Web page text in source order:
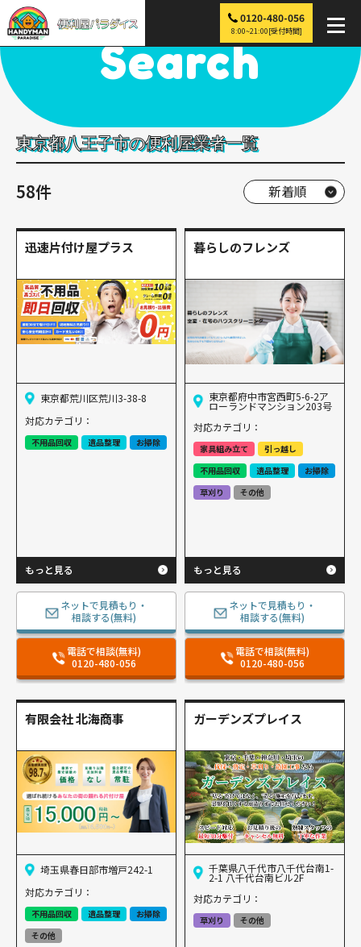
0120-480-056
8:00~21:00[受付時間]
便利屋パラダイス > 探す > 八王子市
Search
東京都八王子市の便利屋業者一覧
58件
迅速片付け屋プラス
東京都荒川区荒川3-38-8
対応カテゴリ：
不用品回収 遺品整理 お掃除
もっと見る
ネットで見積もり・
相談する(無料)
電話で相談(無料)
0120-480-056
暮らしのフレンズ
東京都府中市宮西町5-6-2ア
ローランドマンション203号
対応カテゴリ：
家具組み立て
引っ越し
不用品回収
遺品整理
お掃除
草刈り
その他
もっと見る
ネットで見積もり・
相談する(無料)
電話で相談(無料)
0120-480-056
有限会社 北海商事
埼玉県春日部市増戸242-1
対応カテゴリ：
不用品回収 遺品整理
お掃除
その他
ガーデンズプレイス
千葉県八千代市八千代台南1-
2-1 八千代台南ビル2F
対応カテゴリ：
草刈り その他